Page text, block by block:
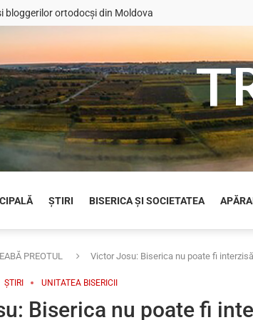
bloggerilor ortodocși din Moldova
ȘTIRI BISERICA ȘI SOCIETATEA
PREOTUL Victor Josu: Biserica nu poate fi
ȘTIRI UNITATEA BISERICII
Biserica nu poate fi